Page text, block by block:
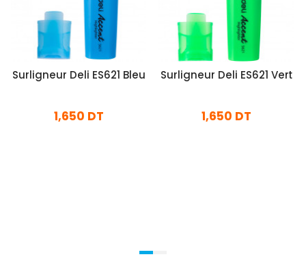
Surligneur Deli ES621 Bleu
1,650 DT
Surligneur Deli ES621 Vert
1,650 DT